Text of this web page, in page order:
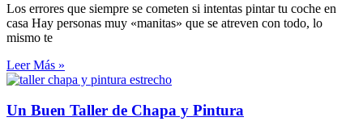
Los errores que siempre se cometen si intentas pintar tu coche en
casa Hay personas muy «manitas» que se atreven con todo, lo
mismo te
Leer Más »
Un Buen Taller de Chapa y Pintura